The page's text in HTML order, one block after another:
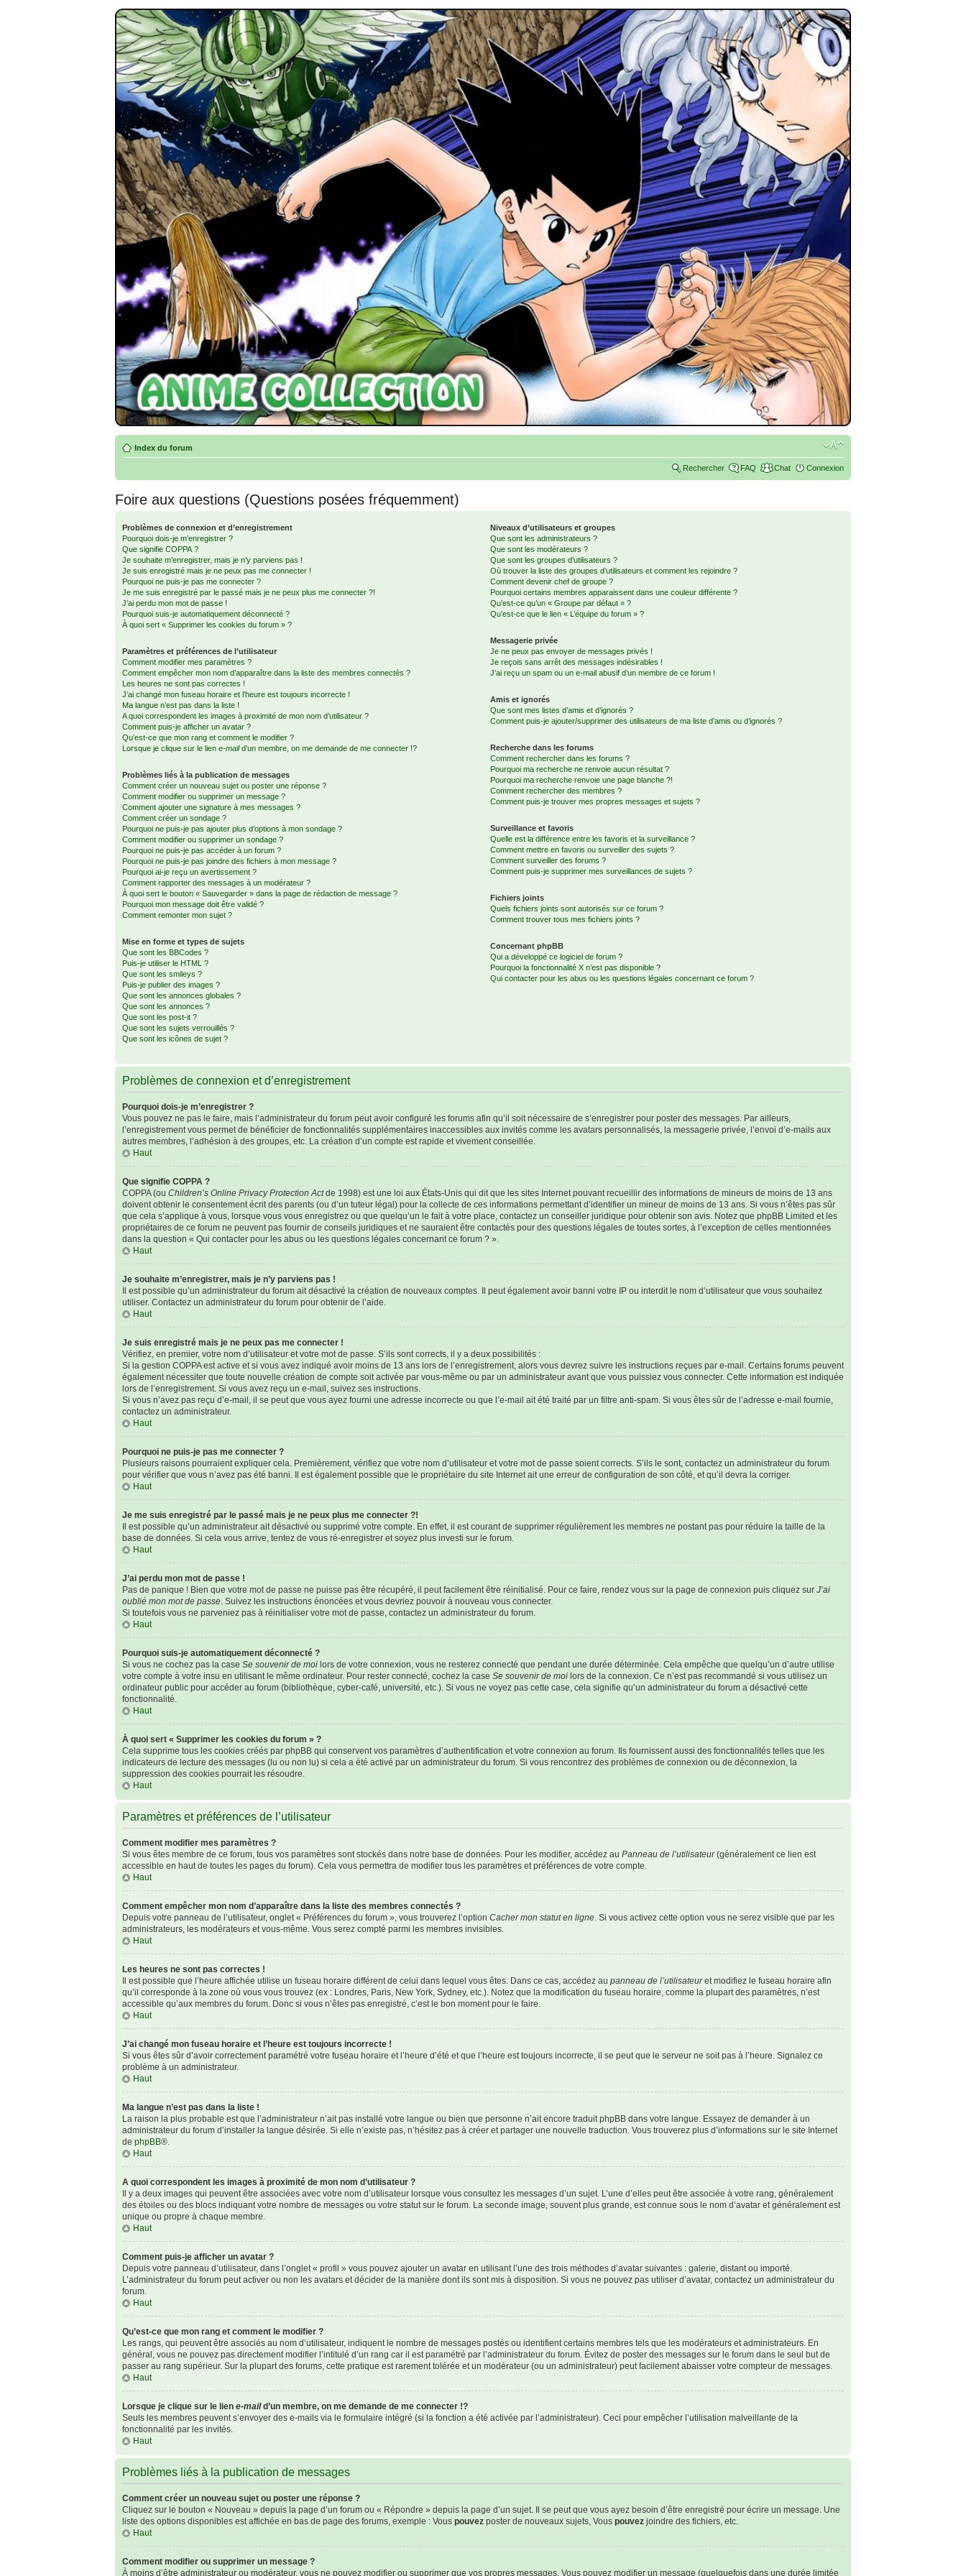
Index du forum
Rechercher FAQ Chat Connexion
Foire aux questions (Questions posées fréquemment)
Problèmes de connexion et d’enregistrement
Pourquoi dois-je m’enregistrer ?
Que signifie COPPA ?
Je souhaite m’enregistrer, mais je n’y parviens pas !
Je suis enregistré mais je ne peux pas me connecter !
Pourquoi ne puis-je pas me connecter ?
Je me suis enregistré par le passé mais je ne peux plus me connecter ?!
J’ai perdu mon mot de passe !
Pourquoi suis-je automatiquement déconnecté ?
À quoi sert « Supprimer les cookies du forum » ?
Paramètres et préférences de l’utilisateur
Comment modifier mes paramètres ?
Comment empêcher mon nom d’apparaître dans la liste des membres connectés ?
Les heures ne sont pas correctes !
J’ai changé mon fuseau horaire et l’heure est toujours incorrecte !
Ma langue n’est pas dans la liste !
A quoi correspondent les images à proximité de mon nom d’utilisateur ?
Comment puis-je afficher un avatar ?
Qu’est-ce que mon rang et comment le modifier ?
Lorsque je clique sur le lien e-maild’un membre, on me demande de me connecter !?
Problèmes liés à la publication de messages
Comment créer un nouveau sujet ou poster une réponse ?
Comment modifier ou supprimer un message ?
Comment ajouter une signature à mes messages ?
Comment créer un sondage ?
Pourquoi ne puis-je pas ajouter plus d’options à mon sondage ?
Comment modifier ou supprimer un sondage ?
Pourquoi ne puis-je pas accéder à un forum ?
Pourquoi ne puis-je pas joindre des fichiers à mon message ?
Pourquoi ai-je reçu un avertissement ?
Comment rapporter des messages à un modérateur ?
À quoi sert le bouton « Sauvegarder » dans la page de rédaction de message ?
Pourquoi mon message doit être validé ?
Comment remonter mon sujet ?
Mise en forme et types de sujets
Que sont les BBCodes ?
Puis-je utiliser le HTML ?
Que sont les smileys ?
Puis-je publier des images ?
Que sont les annonces globales ?
Que sont les annonces ?
Que sont les post-it ?
Que sont les sujets verrouillés ?
Que sont les icônes de sujet ?
Niveaux d’utilisateurs et groupes
Que sont les administrateurs ?
Que sont les modérateurs ?
Que sont les groupes d’utilisateurs ?
Où trouver la liste des groupes d’utilisateurs et comment les rejoindre ?
Comment devenir chef de groupe ?
Pourquoi certains membres apparaissent dans une couleur différente ?
Qu’est-ce qu’un « Groupe par défaut » ?
Qu’est-ce que le lien « L’équipe du forum » ?
Messagerie privée
Je ne peux pas envoyer de messages privés !
Je reçois sans arrêt des messages indésirables !
J’ai reçu un spam ou un e-mail abusif d’un membre de ce forum !
Amis et ignorés
Que sont mes listes d’amis et d’ignorés ?
Comment puis-je ajouter/supprimer des utilisateurs de ma liste d’amis ou d’ignorés ?
Recherche dans les forums
Comment rechercher dans les forums ?
Pourquoi ma recherche ne renvoie aucun résultat ?
Pourquoi ma recherche renvoie une page blanche ?!
Comment rechercher des membres ?
Comment puis-je trouver mes propres messages et sujets ?
Surveillance et favoris
Quelle est la différence entre les favoris et la surveillance ?
Comment mettre en favoris ou surveiller des sujets ?
Comment surveiller des forums ?
Comment puis-je supprimer mes surveillances de sujets ?
Fichiers joints
Quels fichiers joints sont autorisés sur ce forum ?
Comment trouver tous mes fichiers joints ?
Concernant phpBB
Qui a développé ce logiciel de forum ?
Pourquoi la fonctionnalité X n’est pas disponible ?
Qui contacter pour les abus ou les questions légales concernant ce forum ?
Problèmes de connexion et d’enregistrement
Pourquoi dois-je m’enregistrer ?
Vous pouvez ne pas le faire, mais l’administrateur du forum peut avoir configuré les forums afin qu’il soit nécessaire de s’enregistrer pour poster des messages. Par ailleurs,
l’enregistrement vous permet de bénéficier de fonctionnalités supplémentaires inaccessibles aux invités comme les avatars personnalisés, la messagerie privée, l’envoi d’e-mails aux
autres membres, l’adhésion à des groupes, etc. La création d’un compte est rapide et vivement conseillée.
Haut
Que signifie COPPA ?
COPPA (ou Children’s Online Privacy Protection Actde 1998) est une loi aux États-Unis qui dit que les sites Internet pouvant recueillir des informations de mineurs de moins de 13 ans
doivent obtenir le consentement écrit des parents (ou d’un tuteur légal) pour la collecte de ces informations permettant d’identifier un mineur de moins de 13 ans. Si vous n’êtes pas sûr
que cela s’applique à vous, lorsque vous vous enregistrez ou que quelqu’un le fait à votre place, contactez un conseiller juridique pour obtenir son avis. Notez que phpBB Limited et les
propriétaires de ce forum ne peuvent pas fournir de conseils juridiques et ne sauraient être contactés pour des questions légales de toutes sortes, à l’exception de celles mentionnées
dans la question « Qui contacter pour les abus ou les questions légales concernant ce forum ? ».
Haut
Je souhaite m’enregistrer, mais je n’y parviens pas !
Il est possible qu’un administrateur du forum ait désactivé la création de nouveaux comptes. Il peut également avoir banni votre IP ou interdit le nom d’utilisateur que vous souhaitez
utiliser. Contactez un administrateur du forum pour obtenir de l’aide.
Haut
Je suis enregistré mais je ne peux pas me connecter !
Vérifiez, en premier, votre nom d’utilisateur et votre mot de passe. S’ils sont corrects, il y a deux possibilités :
Si la gestion COPPA est active et si vous avez indiqué avoir moins de 13 ans lors de l’enregistrement, alors vous devrez suivre les instructions reçues par e-mail. Certains forums peuvent
également nécessiter que toute nouvelle création de compte soit activée par vous-même ou par un administrateur avant que vous puissiez vous connecter. Cette information est indiquée
lors de l’enregistrement. Si vous avez reçu un e-mail, suivez ses instructions.
Si vous n’avez pas reçu d’e-mail, il se peut que vous ayez fourni une adresse incorrecte ou que l’e-mail ait été traité par un filtre anti-spam. Si vous êtes sûr de l’adresse e-mail fournie,
contactez un administrateur.
Haut
Pourquoi ne puis-je pas me connecter ?
Plusieurs raisons pourraient expliquer cela. Premièrement, vérifiez que votre nom d’utilisateur et votre mot de passe soient corrects. S’ils le sont, contactez un administrateur du forum
pour vérifier que vous n’avez pas été banni. Il est également possible que le propriétaire du site Internet ait une erreur de configuration de son côté, et qu’il devra la corriger.
Haut
Je me suis enregistré par le passé mais je ne peux plus me connecter ?!
Il est possible qu’un administrateur ait désactivé ou supprimé votre compte. En effet, il est courant de supprimer régulièrement les membres ne postant pas pour réduire la taille de la
base de données. Si cela vous arrive, tentez de vous ré-enregistrer et soyez plus investi sur le forum.
Haut
J’ai perdu mon mot de passe !
Pas de panique ! Bien que votre mot de passe ne puisse pas être récupéré, il peut facilement être réinitialisé. Pour ce faire, rendez vous sur la page de connexion puis cliquez sur J’ai
oublié mon mot de passe. Suivez les instructions énoncées et vous devriez pouvoir à nouveau vous connecter.
Si toutefois vous ne parveniez pas à réinitialiser votre mot de passe, contactez un administrateur du forum.
Haut
Pourquoi suis-je automatiquement déconnecté ?
Si vous ne cochez pas la case Se souvenir de moi lors de votre connexion, vous ne resterez connecté que pendant une durée déterminée. Cela empêche que quelqu’un d’autre utilise
votre compte à votre insu en utilisant le même ordinateur. Pour rester connecté, cochez la case Se souvenir de moi lors de la connexion. Ce n’est pas recommandé si vous utilisez un
ordinateur public pour accéder au forum (bibliothèque, cyber-café, université, etc.). Si vous ne voyez pas cette case, cela signifie qu’un administrateur du forum a désactivé cette
fonctionnalité.
Haut
À quoi sert « Supprimer les cookies du forum » ?
Cela supprime tous les cookies créés par phpBB qui conservent vos paramètres d’authentification et votre connexion au forum. Ils fournissent aussi des fonctionnalités telles que les
indicateurs de lecture des messages (lu ou non lu) si cela a été activé par un administrateur du forum. Si vous rencontrez des problèmes de connexion ou de déconnexion, la
suppression des cookies pourrait les résoudre.
Haut
Paramètres et préférences de l’utilisateur
Comment modifier mes paramètres ?
Si vous êtes membre de ce forum, tous vos paramètres sont stockés dans notre base de données. Pour les modifier, accédez au Panneau de l’utilisateur(généralement ce lien est
accessible en haut de toutes les pages du forum). Cela vous permettra de modifier tous les paramètres et préférences de votre compte.
Haut
Comment empêcher mon nom d’apparaître dans la liste des membres connectés ?
Depuis votre panneau de l’utilisateur, onglet « Préférences du forum », vous trouverez l’option Cacher mon statut en ligne. Si vous activez cette option vous ne serez visible que par les
administrateurs, les modérateurs et vous-même. Vous serez compté parmi les membres invisibles.
Haut
Les heures ne sont pas correctes !
Il est possible que l’heure affichée utilise un fuseau horaire différent de celui dans lequel vous êtes. Dans ce cas, accédez au panneau de l’utilisateuret modifiez le fuseau horaire afin
qu’il corresponde à la zone où vous vous trouvez (ex : Londres, Paris, New York, Sydney, etc.). Notez que la modification du fuseau horaire, comme la plupart des paramètres, n’est
accessible qu’aux membres du forum. Donc si vous n’êtes pas enregistré, c’est le bon moment pour le faire.
Haut
J’ai changé mon fuseau horaire et l’heure est toujours incorrecte !
Si vous êtes sûr d’avoir correctement paramétré votre fuseau horaire et l’heure d’été et que l’heure est toujours incorrecte, il se peut que le serveur ne soit pas à l’heure. Signalez ce
problème à un administrateur.
Haut
Ma langue n’est pas dans la liste !
La raison la plus probable est que l’administrateur n’ait pas installé votre langue ou bien que personne n’ait encore traduit phpBB dans votre langue. Essayez de demander à un
administrateur du forum d’installer la langue désirée. Si elle n’existe pas, n’hésitez pas à créer et partager une nouvelle traduction. Vous trouverez plus d’informations sur le site Internet
de phpBB®.
Haut
A quoi correspondent les images à proximité de mon nom d’utilisateur ?
Il y a deux images qui peuvent être associées avec votre nom d’utilisateur lorsque vous consultez les messages d’un sujet. L’une d’elles peut être associée à votre rang, généralement
des étoiles ou des blocs indiquant votre nombre de messages ou votre statut sur le forum. La seconde image, souvent plus grande, est connue sous le nom d’avatar et généralement est
unique ou propre à chaque membre.
Haut
Comment puis-je afficher un avatar ?
Depuis votre panneau d’utilisateur, dans l’onglet « profil » vous pouvez ajouter un avatar en utilisant l’une des trois méthodes d’avatar suivantes : galerie, distant ou importé.
L’administrateur du forum peut activer ou non les avatars et décider de la manière dont ils sont mis à disposition. Si vous ne pouvez pas utiliser d’avatar, contactez un administrateur du
forum.
Haut
Qu’est-ce que mon rang et comment le modifier ?
Les rangs, qui peuvent être associés au nom d’utilisateur, indiquent le nombre de messages postés ou identifient certains membres tels que les modérateurs et administrateurs. En
général, vous ne pouvez pas directement modifier l’intitulé d’un rang car il est paramétré par l’administrateur du forum. Évitez de poster des messages sur le forum dans le seul but de
passer au rang supérieur. Sur la plupart des forums, cette pratique est rarement tolérée et un modérateur (ou un administrateur) peut facilement abaisser votre compteur de messages.
Haut
Lorsque je clique sur le lien e-maild’un membre, on me demande de me connecter !?
Seuls les membres peuvent s’envoyer des e-mails via le formulaire intégré (si la fonction a été activée par l’administrateur). Ceci pour empêcher l’utilisation malveillante de la
fonctionnalité par les invités.
Haut
Problèmes liés à la publication de messages
Comment créer un nouveau sujet ou poster une réponse ?
Cliquez sur le bouton « Nouveau » depuis la page d’un forum ou « Répondre » depuis la page d’un sujet. Il se peut que vous ayez besoin d’être enregistré pour écrire un message. Une
liste des options disponibles est affichée en bas de page des forums, exemple : Vous pouvez poster de nouveaux sujets, Vous pouvez joindre des fichiers, etc.
Haut
Comment modifier ou supprimer un message ?
À moins d’être administrateur ou modérateur, vous ne pouvez modifier ou supprimer que vos propres messages. Vous pouvez modifier un message (quelquefois dans une durée limitée